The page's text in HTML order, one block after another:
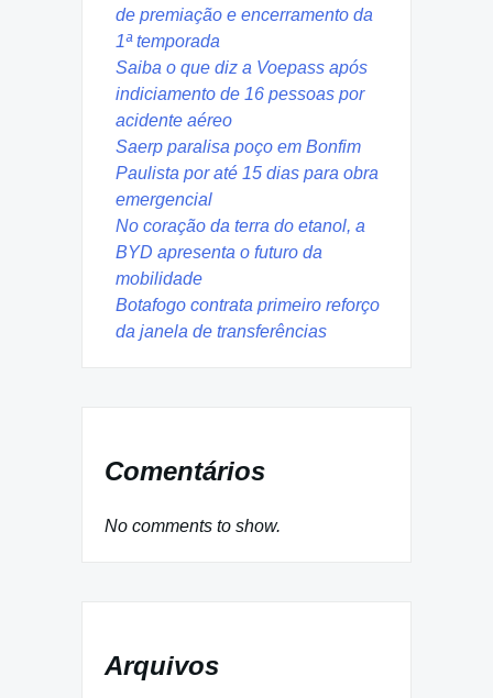
de premiação e encerramento da
1ª temporada
Saiba o que diz a Voepass após
indiciamento de 16 pessoas por
acidente aéreo
Saerp paralisa poço em Bonfim
Paulista por até 15 dias para obra
emergencial
No coração da terra do etanol, a
BYD apresenta o futuro da
mobilidade
Botafogo contrata primeiro reforço
da janela de transferências
Comentários
No comments to show.
Arquivos